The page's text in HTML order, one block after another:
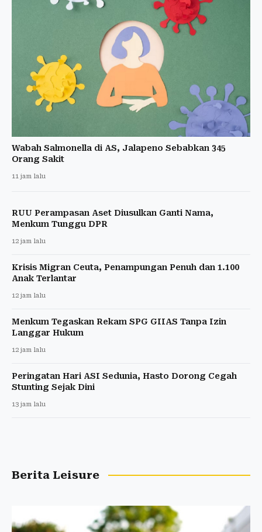
Wabah Salmonella di AS, Jalapeno Sebabkan 345
Orang Sakit
11 jam lalu
RUU Perampasan Aset Diusulkan Ganti Nama,
Menkum Tunggu DPR
12 jam lalu
Krisis Migran Ceuta, Penampungan Penuh dan 1.100
Anak Terlantar
12 jam lalu
Menkum Tegaskan Rekam SPG GIIAS Tanpa Izin
Langgar Hukum
12 jam lalu
Peringatan Hari ASI Sedunia, Hasto Dorong Cegah
Stunting Sejak Dini
13 jam lalu
Berita Leisure